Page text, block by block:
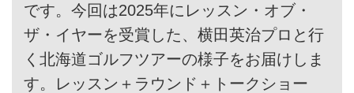
です。今回は2025年にレッスン・オブ・
ザ・イヤーを受賞した、横田英治プロと行
く北海道ゴルフツアーの様子をお届けしま
す。レッスン＋ラウンド＋トークショー